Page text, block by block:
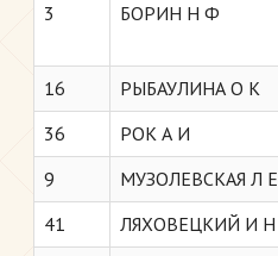
3
БОРИН Н Ф
16 РЫБАУЛИНА О К
36
РОК А И
9
МУЗОЛЕВСКАЯ Л Е
41
ЛЯХОВЕЦКИЙ И Н